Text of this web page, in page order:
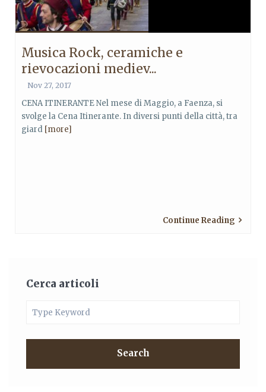
Musica Rock, ceramiche e
rievocazioni mediev...
Nov 27, 2017
CENA ITINERANTE Nel mese di Maggio, a Faenza, si
svolge la Cena Itinerante. In diversi punti della città, tra
giard [more]
Continue Reading
Cerca articoli
Search